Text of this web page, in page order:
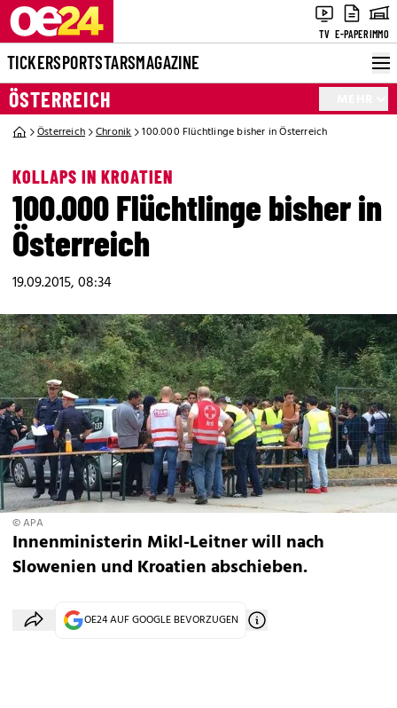
TV E-PAPERIMMO
TICKERSPORTSTARSMAGAZINE
ÖSTERREICH
Österreich Chronik 100.000 Flüchtlinge bisher in Österreich
KOLLAPS IN KROATIEN
100.000 Flüchtlinge bisher in
Österreich
19.09.2015, 08:34
© APA
Innenministerin Mikl-Leitner will nach
Slowenien und Kroatien abschieben.
OE24 AUF GOOGLE BEVORZUGEN